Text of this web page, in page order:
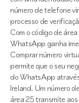
número de telefone
processo de
Com o código de
WhatsApp ganha
Comprar número
permite que o seu
do WhatsApp
Ireland. Um número
área 25 transmite